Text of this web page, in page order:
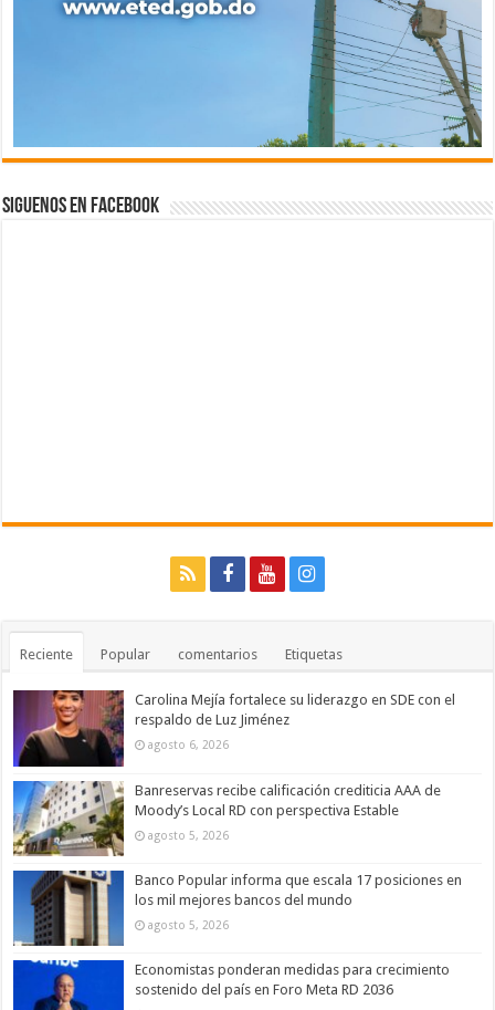
Siguenos en Facebook
Reciente Popular comentarios Etiquetas
Carolina Mejía fortalece su liderazgo en SDE con el
respaldo de Luz Jiménez
agosto 6, 2026
Banreservas recibe calificación crediticia AAA de
Moody’s Local RD con perspectiva Estable
agosto 5, 2026
Banco Popular informa que escala 17 posiciones en
los mil mejores bancos del mundo
agosto 5, 2026
Economistas ponderan medidas para crecimiento
sostenido del país en Foro Meta RD 2036